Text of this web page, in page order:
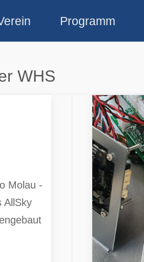
Programm
WHS
Molau -
AllSky